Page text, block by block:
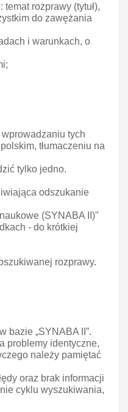
rozprawy (tytuł),
do zawężania
i warunkach, o
tych
tłumaczeniu na
tylko jedno.
odszukanie
(SYNABA II)"
- do krótkiej
rozprawy.
bazie „SYNABA II”.
problemy identyczne,
należy pamiętać
oraz brak informacji
cyklu wyszukiwania,